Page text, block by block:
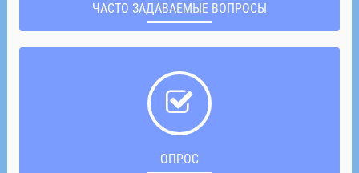
ЧАСТО ЗАДАВАЕМЫЕ ВОПРОСЫ
ОПРОС